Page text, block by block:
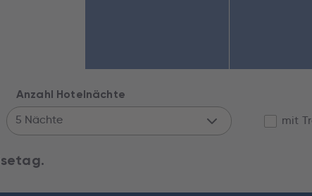
Anzahl Hotelnächte
5 Nächte
mit